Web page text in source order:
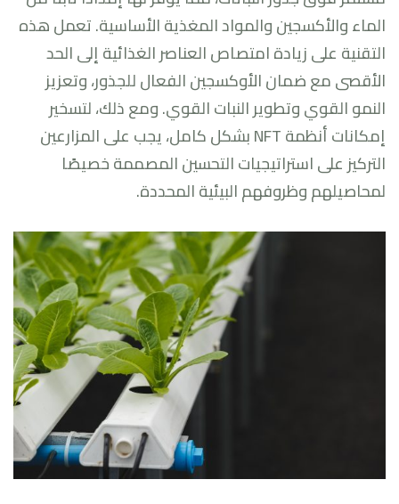
الماء والأكسجين والمواد المغذية الأساسية. تعمل هذه
التقنية على زيادة امتصاص العناصر الغذائية إلى الحد
الأقصى مع ضمان الأوكسجين الفعال للجذور، وتعزيز
النمو القوي وتطوير النبات القوي. ومع ذلك، لتسخير
إمكانات أنظمة NFT بشكل كامل، يجب على المزارعين
التركيز على استراتيجيات التحسين المصممة خصيصًا
لمحاصيلهم وظروفهم البيئية المحددة.